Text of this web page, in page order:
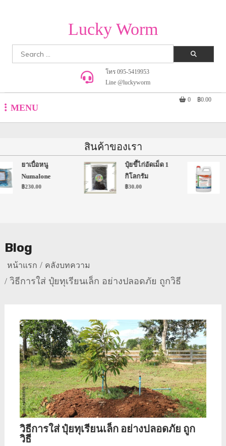
Lucky Worm
Search
โทร 095-5419953
Line @luckyworm
MENU
0 ฿0.00
สินค้าของเรา
ยาเบื่อหนู
Numalone
฿230.00
ปุ๋ยขี้ไก่อัดเม็ด 1
กิโลกรัม
฿30.00
Blog
หน้าแรก คลังบทความ
วิธีการใส่ ปุ๋ยทุเรียนเล็ก อย่างปลอดภัย ถูกวิธี
วิธีการใส่ ปุ๋ยทุเรียนเล็ก อย่างปลอดภัย ถูก
วิธี